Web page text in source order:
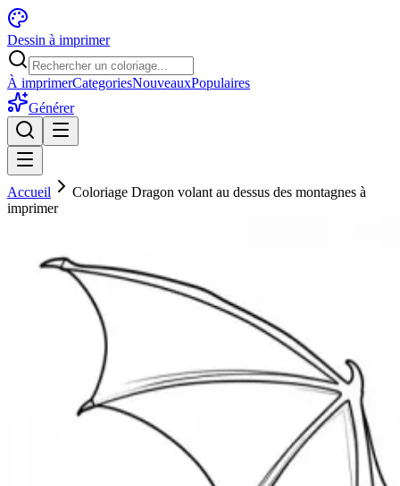
Dessin à imprimer
À imprimerCategoriesNouveauxPopulaires
Générer
Accueil
Coloriage Dragon volant au dessus des montagnes à
imprimer